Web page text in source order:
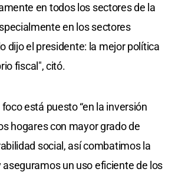
en todos los sectores de la
en los sectores
dijo el presidente: la mejor política
fiscal", citó.
está puesto “en la inversión
hogares con mayor grado de
social, así combatimos la
un uso eficiente de los